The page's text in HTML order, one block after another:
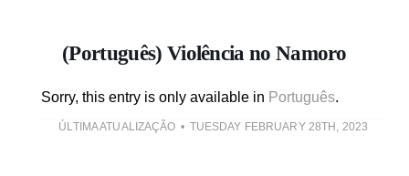
(Português) Violência no Namoro
Sorry, this entry is only available in Português.
ÚLTIMA ATUALIZAÇÃO TUESDAY FEBRUARY 28TH, 2023